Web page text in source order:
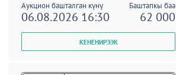
Аукцион башталган күнү Баштапкы баа
06.08.2026 16:30 62 000